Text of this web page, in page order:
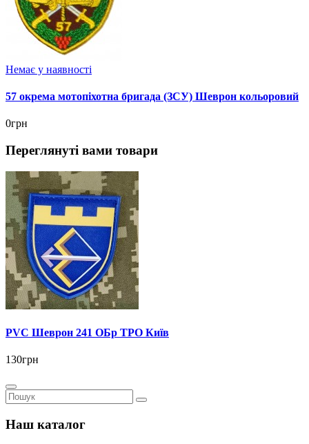
Немає у наявності
57 окрема мотопіхотна бригада (ЗСУ) Шеврон кольоровий
0грн
Переглянуті вами товари
PVC Шеврон 241 ОБр ТРО Київ
130грн
Наш каталог